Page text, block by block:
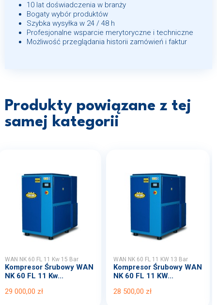
10 lat doświadczenia w branży
Bogaty wybór produktów
Szybka wysyłka w 24 / 48 h
Profesjonalne wsparcie merytoryczne i techniczne
Możliwość przeglądania historii zamówień i faktur
Produkty powiązane z tej
samej kategorii
WAN NK 60 FL 11 Kw 15 Bar
Kompresor Śrubowy WAN
NK 60 FL 11 Kw...
29 000,00 zł
WAN NK 60 FL 11 KW 13 Bar
Kompresor Śrubowy WAN
NK 60 FL 11 KW...
28 500,00 zł